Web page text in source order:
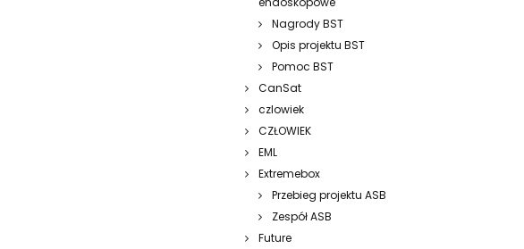
Nagrody BST
Opis projektu BST
Pomoc BST
CanSat
czlowiek
CZŁOWIEK
EML
Extremebox
Przebieg projektu ASB
Zespół ASB
Future